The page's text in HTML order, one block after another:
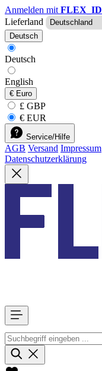
Anmelden mit FLEX_ID
Lieferland
Deutsch
Deutsch
English
€ Euro
£ GBP
€ EUR
Service/Hilfe
AGB Versand Impressum
Datenschutzerklärung